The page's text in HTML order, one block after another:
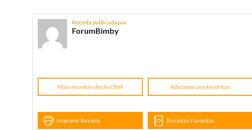
Receita publicada por
ForumBimby
Mais receitas deste Chef Adicionar aos favoritos
Imprimir Receita Receitas Favoritas